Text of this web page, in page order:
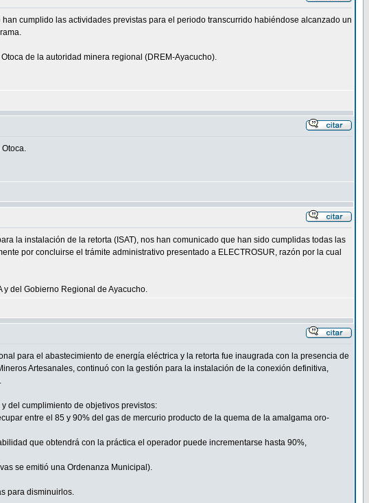
cumplido las actividades previstas para el periodo transcurrido habiéndose alcanzado un
de la autoridad minera regional (DREM-Ayacucho).
la instalación de la retorta (ISAT), nos han comunicado que han sido cumplidas todas las
por concluirse el trámite administrativo presentado a ELECTROSUR, razón por la cual
y del Gobierno Regional de Ayacucho.
para el abastecimiento de energía eléctrica y la retorta fue inaugrada con la presencia de
Artesanales, continuó con la gestión para la instalación de la conexión definitiva,
del cumplimiento de objetivos previstos:
entre el 85 y 90% del gas de mercurio producto de la quema de la amalgama oro-
que obtendrá con la práctica el operador puede incrementarse hasta 90%,
se emitió una Ordenanza Municipal).
para disminuirlos.